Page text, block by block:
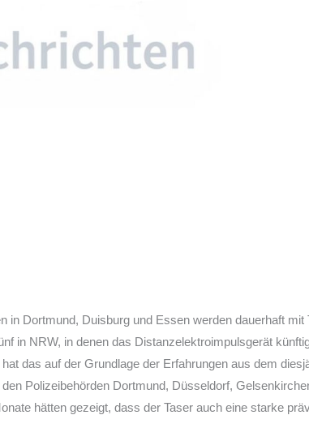
in Dortmund, Duisburg und Essen werden dauerhaft mit
in NRW, in denen das Distanzelektroimpulsgerät
das auf der Grundlage der Erfahrungen aus dem
Polizeibehörden Dortmund, Düsseldorf,
hätten gezeigt, dass der Taser auch eine starke